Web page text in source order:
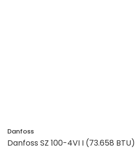
Danfoss
Danfoss SZ 100-4VI I (73.658 BTU)